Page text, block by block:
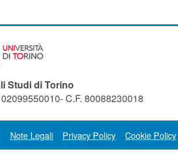
Studi di Torino
C.F. 80088230018
Note Legali Privacy Policy Cookie Policy